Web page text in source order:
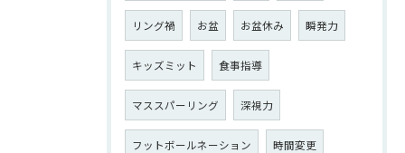
リング禍 お盆 お盆休み 瞬発力
キッズミット 食事指導
マススパーリング 深視力
フットボールネーション 時間変更